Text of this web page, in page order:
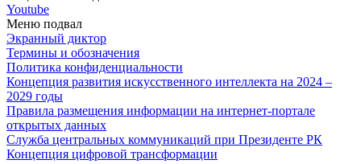
Youtube
Меню подвал
Экранный диктор
Термины и обозначения
Политика конфиденциальности
Концепция развития искусственного интеллекта на 2024 –
2029 годы
Правила размещения информации на интернет-портале
открытых данных
Служба центральных коммуникаций при Президенте РК
Концепция цифровой трансформации